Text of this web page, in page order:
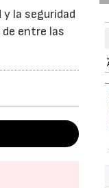
la seguridad
entre las